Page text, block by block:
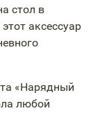
стол в
аксессуар
«Нарядный
любой